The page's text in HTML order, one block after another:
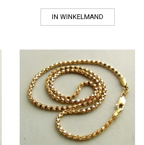
IN WINKELMAND